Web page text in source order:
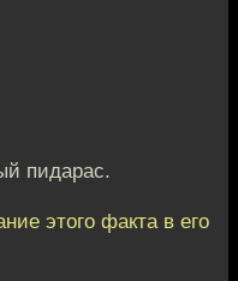
пидарас.
этого факта в его